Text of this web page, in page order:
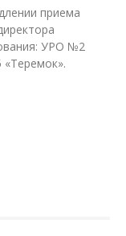
приема
УРО №2